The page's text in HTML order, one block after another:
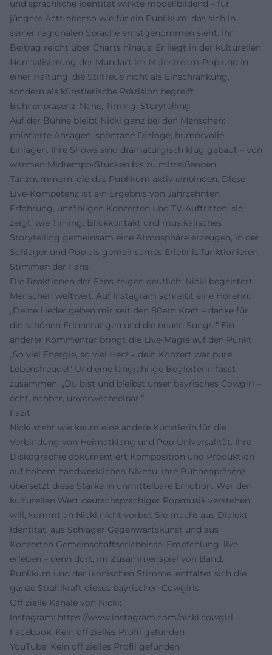
und sprachliche Identität wirkte modellbildend – für
jüngere Acts ebenso wie für ein Publikum, das sich in
seiner regionalen Sprache ernstgenommen sieht. Ihr
Beitrag reicht über Charts hinaus: Er liegt in der kulturellen
Normalisierung der Mundart im Mainstream-Pop und in
einer Haltung, die Stiltreue nicht als Einschränkung,
sondern als künstlerische Präzision begreift.
Bühnenpräsenz: Nähe, Timing, Storytelling
Auf der Bühne bleibt Nicki ganz bei den Menschen:
pointierte Ansagen, spontane Dialoge, humorvolle
Einlagen. Ihre Shows sind dramaturgisch klug gebaut – von
warmen Midtempo-Stücken bis zu mitreißenden
Tanznummern, die das Publikum aktiv einbinden. Diese
Live-Kompetenz ist ein Ergebnis von Jahrzehnten
Erfahrung, unzähligen Konzerten und TV-Auftritten; sie
zeigt, wie Timing, Blickkontakt und musikalisches
Storytelling gemeinsam eine Atmosphäre erzeugen, in der
Schlager und Pop als gemeinsames Erlebnis funktionieren.
Stimmen der Fans
Die Reaktionen der Fans zeigen deutlich: Nicki begeistert
Menschen weltweit. Auf Instagram schreibt eine Hörerin:
„Deine Lieder geben mir seit den 80ern Kraft – danke für
die schönen Erinnerungen und die neuen Songs!“ Ein
anderer Kommentar bringt die Live-Magie auf den Punkt:
„So viel Energie, so viel Herz – dein Konzert war pure
Lebensfreude!“ Und eine langjährige Begleiterin fasst
zusammen: „Du bist und bleibst unser bayrisches Cowgirl –
echt, nahbar, unverwechselbar.“
Fazit
Nicki steht wie kaum eine andere Künstlerin für die
Verbindung von Heimatklang und Pop-Universalität. Ihre
Diskographie dokumentiert Komposition und Produktion
auf hohem handwerklichen Niveau, ihre Bühnenpräsenz
übersetzt diese Stärke in unmittelbare Emotion. Wer den
kulturellen Wert deutschsprachiger Popmusik verstehen
will, kommt an Nicki nicht vorbei: Sie macht aus Dialekt
Identität, aus Schlager Gegenwartskunst und aus
Konzerten Gemeinschaftserlebnisse. Empfehlung: live
erleben – denn dort, im Zusammenspiel von Band,
Publikum und der ikonischen Stimme, entfaltet sich die
ganze Strahlkraft dieses bayrischen Cowgirls.
Offizielle Kanäle von Nicki:
Instagram: https://www.instagram.com/nicki.cowgirl
Facebook: Kein offizielles Profil gefunden
YouTube: Kein offizielles Profil gefunden